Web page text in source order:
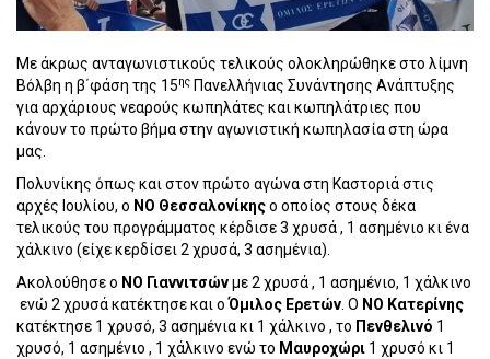
Με άκρως ανταγωνιστικούς τελικούς ολοκληρώθηκε στο λίμνη
Βόλβη η β΄φάση της 15ης Πανελλήνιας Συνάντησης Ανάπτυξης
για αρχάριους νεαρούς κωπηλάτες και κωπηλάτριες που
κάνουν το πρώτο βήμα στην αγωνιστική κωπηλασία στη ώρα
μας.
Πολυνίκης όπως και στον πρώτο αγώνα στη Καστοριά στις
αρχές Ιουλίου, ο ΝΟ Θεσσαλονίκηςο οποίος στους δέκα
τελικούς του προγράμματος κέρδισε 3 χρυσά , 1 ασημένιο κι ένα
χάλκινο (είχε κερδίσει 2 χρυσά, 3 ασημένια).
Ακολούθησε ο ΝΟ Γιαννιτσώνμε 2 χρυσά , 1 ασημένιο, 1 χάλκινο
ενώ 2 χρυσά κατέκτησε και οΌμιλος Ερετών . Ο ΝΟ Κατερίνης
κατέκτησε 1 χρυσό, 3 ασημένια κι 1 χάλκινο , το Πενθελινό 1
χρυσό, 1 ασημένιο , 1 χάλκινο ενώ το Μαυροχώρι 1 χρυσό κι 1